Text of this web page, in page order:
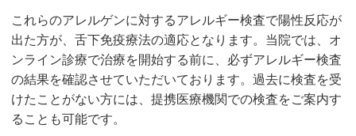
これらのアレルゲンに対するアレルギー検査で陽性反応が
出た方が、舌下免疫療法の適応となります。当院では、オ
ンライン診療で治療を開始する前に、必ずアレルギー検査
の結果を確認させていただいております。過去に検査を受
けたことがない方には、提携医療機関での検査をご案内す
ることも可能です。